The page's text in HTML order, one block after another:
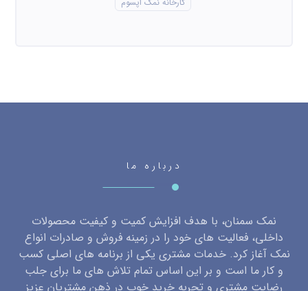
درباره ما
نمک سمنان، با هدف افزایش کمیت و کیفیت محصولات
داخلی، فعالیت های خود را در زمینه فروش و صادرات انواع
نمک آغاز کرد. خدمات مشتری یکی از برنامه های اصلی کسب
و کار ما است و بر این اساس تمام تلاش های ما برای جلب
رضایت مشتری و تجربه خرید خوب در ذهن مشتریان عزیز